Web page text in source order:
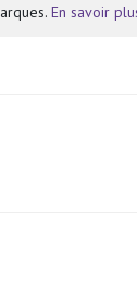
En savoir